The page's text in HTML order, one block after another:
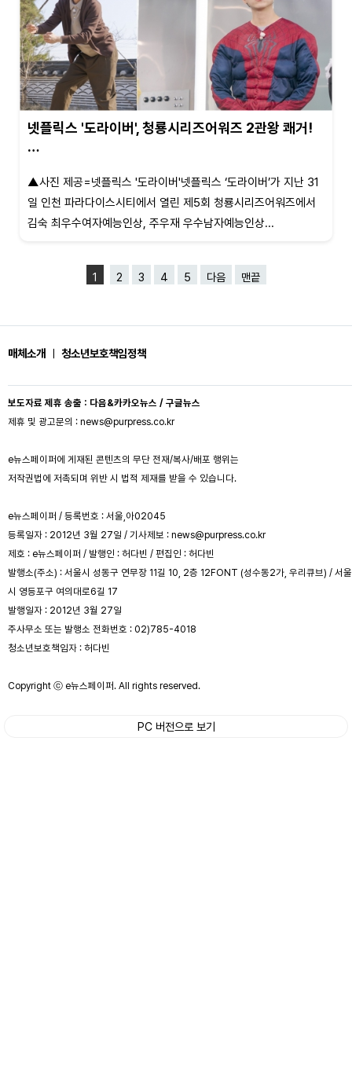
넷플릭스 '도라이버', 청룡시리즈어워즈 2관왕 쾌거!
…
▲사진 제공=넷플릭스 '도라이버'넷플릭스 ‘도라이버’가 지난 31
일 인천 파라다이스시티에서 열린 제5회 청룡시리즈어워즈에서
김숙 최우수여자예능인상, 주우재 우수남자예능인상...
1 2 3 4 5 다음 맨끝
매체소개 ㅣ 청소년보호책임정책
보도자료 제휴 송출 : 다음&카카오뉴스 / 구글뉴스
제휴 및 광고문의 : news@purpress.co.kr
e뉴스페이퍼에 게재된 콘텐츠의 무단 전재/복사/배포 행위는
저작권법에 저촉되며 위반 시 법적 제재를 받을 수 있습니다.
e뉴스페이퍼 / 등록번호 : 서울,아02045
등록일자 : 2012년 3월 27일 / 기사제보 : news@purpress.co.kr
제호 : e뉴스페이퍼 / 발행인 : 허다빈 / 편집인 : 허다빈
발행소(주소) : 서울시 성동구 연무장 11길 10, 2층 12FONT (성수동2가, 우리큐브) / 서울
시 영등포구 여의대로6길 17
발행일자 : 2012년 3월 27일
주사무소 또는 발행소 전화번호 : 02)785-4018
청소년보호책임자 : 허다빈
Copyright ⓒ e뉴스페이퍼. All rights reserved.
PC 버전으로 보기